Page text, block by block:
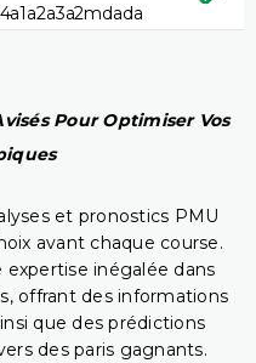
Pour Optimiser Vos
et pronostics PMU
avant chaque course.
inégalée dans
offrant des informations
que des prédictions
des paris gagnants.